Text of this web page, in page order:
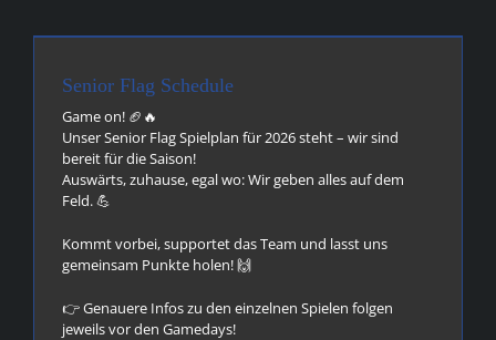
Senior Flag Schedule
Game on! 🏈🔥
Unser Senior Flag Spielplan für 2026 steht – wir sind
bereit für die Saison!
Auswärts, zuhause, egal wo: Wir geben alles auf dem
Feld. 💪
Kommt vorbei, supportet das Team und lasst uns
gemeinsam Punkte holen! 🙌
👉 Genauere Infos zu den einzelnen Spielen folgen
jeweils vor den Gamedays!